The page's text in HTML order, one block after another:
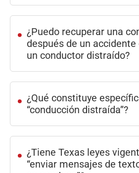
. ¿Puedo recuperar una
después de un
un conductor distraído?
. ¿Qué constituye
“conducción distraída”?
. ¿Tiene Texas leyes
“enviar mensajes de